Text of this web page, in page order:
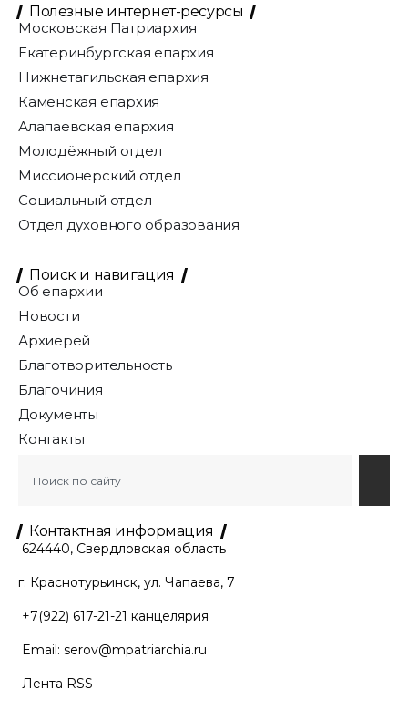
Полезные интернет-ресурсы
Московская Патриархия
Екатеринбургская епархия
Нижнетагильская епархия
Каменская епархия
Алапаевская епархия
Молодёжный отдел
Миссионерский отдел
Социальный отдел
Отдел духовного образования
Поиск и навигация
Об епархии
Новости
Архиерей
Благотворительность
Благочиния
Документы
Контакты
Контактная информация
624440, Свердловская область
г. Краснотурьинск, ул. Чапаева, 7
+7(922) 617-21-21 канцелярия
Email: serov@mpatriarchia.ru
Лента RSS